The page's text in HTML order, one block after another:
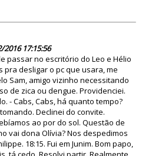
17:15:56
passar no escritório do Leo e Hélio
desligar o pc que usara, me
Sam, amigo vizinho necessitando
de zica ou dengue. Providenciei.
- Cabs, Cabs, há quanto tempo?
Declinei do convite.
ao por do sol. Questão de
vai dona Olívia? Nos despedimos
18:15. Fui em Junim. Bom papo,